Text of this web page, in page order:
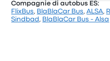
Compagnie di autobus ES:
FlixBus, BlaBlaCar Bus,ALSA,
Sindbad , BlaBlaCar Bus - Alsa